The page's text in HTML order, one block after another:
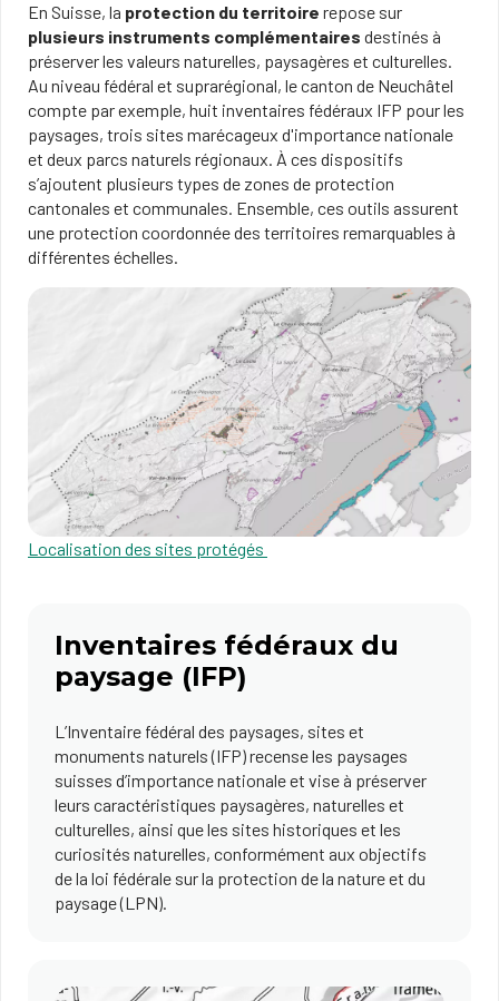
En Suisse, la protection du territoire repose sur
plusieurs instruments complémentaires destinés à
préserver les valeurs naturelles, paysagères et culturelles.
Au niveau fédéral et suprarégional, le canton de Neuchâtel
compte par exemple, huit inventaires fédéraux IFP pour les
paysages, trois sites marécageux d'importance nationale
et deux parcs naturels régionaux. À ces dispositifs
s’ajoutent plusieurs types de zones de protection
cantonales et communales. Ensemble, ces outils assurent
une protection coordonnée des territoires remarquables à
différentes échelles.
Localisation des sites protégés
Inventaires fédéraux du
paysage (IFP)
L’Inventaire fédéral des paysages, sites et
monuments naturels (IFP) recense les paysages
suisses d’importance nationale et vise à préserver
leurs caractéristiques paysagères, naturelles et
culturelles, ainsi que les sites historiques et les
curiosités naturelles, conformément aux objectifs
de la loi fédérale sur la protection de la nature et du
paysage (LPN).